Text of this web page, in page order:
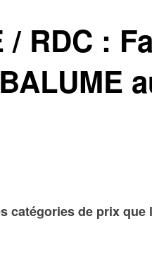
/ RDC :
catégories de prix